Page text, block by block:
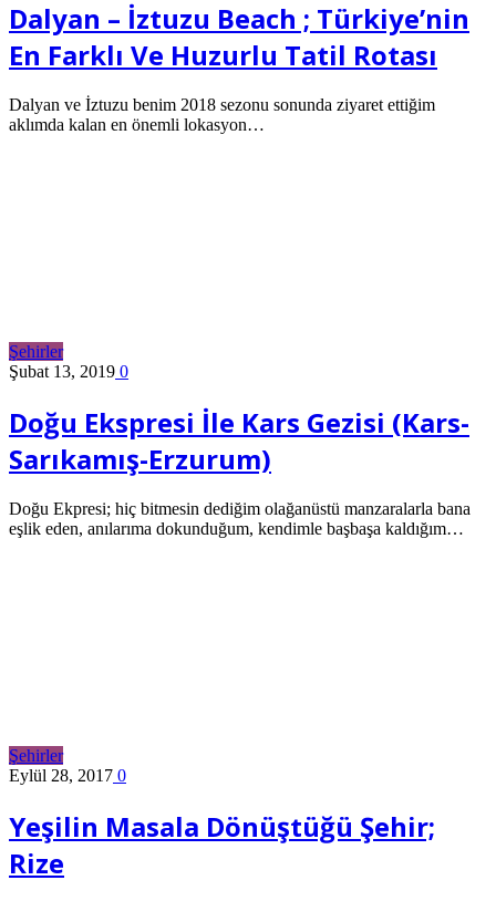
Dalyan – İztuzu Beach ; Türkiye’nin
En Farklı Ve Huzurlu Tatil Rotası
Dalyan ve İztuzu benim 2018 sezonu sonunda ziyaret ettiğim
aklımda kalan en önemli lokasyon…
Şehirler
Şubat 13, 2019 0
Doğu Ekspresi İle Kars Gezisi (Kars-
Sarıkamış-Erzurum)
Doğu Ekpresi; hiç bitmesin dediğim olağanüstü manzaralarla bana
eşlik eden, anılarıma dokunduğum, kendimle başbaşa kaldığım…
Şehirler
Eylül 28, 2017 0
Yeşilin Masala Dönüştüğü Şehir;
Rize